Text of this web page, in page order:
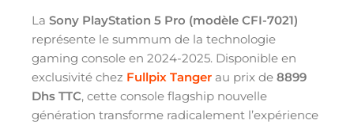
La Sony PlayStation 5 Pro (modèle CFI-7021)
représente le summum de la technologie
gaming console en 2024-2025. Disponible en
exclusivité chez Fullpix Tanger au prix de 8899
Dhs TTC, cette console flagship nouvelle
génération transforme radicalement l’expérience